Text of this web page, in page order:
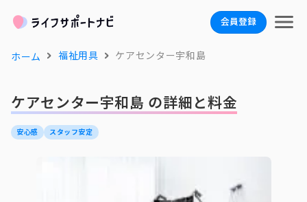
会員登録
ホーム 福祉用具 ケアセンター宇和島
ケアセンター宇和島 の詳細と料金
安心感 スタッフ安定